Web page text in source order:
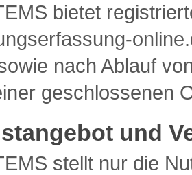
bietet
nach Ablauf
geschlossenen
und
stellt nur die